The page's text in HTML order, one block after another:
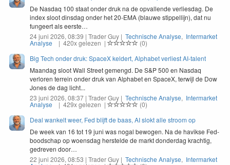
De Nas­daq 100 staat onder druk na de opval­lende ver­lies­dag. De
index sloot dins­dag onder het20-EMA (blauwe stip­pel­li­jn), dat nu
fungeert als eerste…
24 juni 2026, 08:39 | Trader Guy | Technische Analyse, Intermarket
Analyse | 420x gelezen |
(0)
Big Tech onder druk: SpaceX keldert, Alphabet verliest AI-talent
Maandag sloot Wall Street gemengd. De S&P 500 en Nasdaq
verloren terrein onder druk van Alphabet en SpaceX, terwijl de Dow
Jones de dag licht...
23 juni 2026, 08:37 | Trader Guy | Technische Analyse, Intermarket
Analyse | 429x gelezen |
(0)
Deal wankelt weer, Fed blijft de baas, AI slokt alle stroom op
De week van 16 tot 19 juni was nogal bewogen. Na de havikse Fed-
bood­schap op woens­dag her­stelde de markt don­derdag krachtig,
gedreven door…
22 juni 2026, 08:53 | Trader Guy | Technische Analyse, Intermarket